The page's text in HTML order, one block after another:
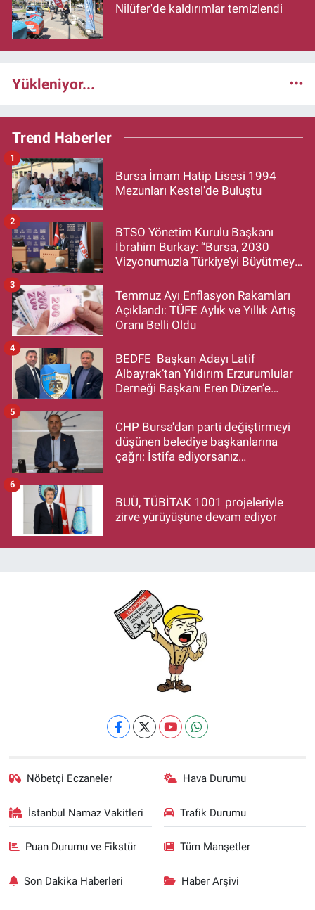
Nilüfer'de kaldırımlar temizlendi
Yükleniyor...
Trend Haberler
Bursa İmam Hatip Lisesi 1994
Mezunları Kestel'de Buluştu
1
BTSO Yönetim Kurulu Başkanı
İbrahim Burkay: “Bursa, 2030
Vizyonumuzla Türkiye’yi Büyütmeye
2
Temmuz Ayı Enflasyon Rakamları
Açıklandı: TÜFE Aylık ve Yıllık Artış
Oranı Belli Oldu
3
BEDFE Başkan Adayı Latif
Albayrak’tan Yıldırım Erzurumlular
Derneği Başkanı Eren Düzen’e
4
CHP Bursa'dan parti değiştirmeyi
düşünen belediye başkanlarına
çağrı: İstifa ediyorsanız
5
BUÜ, TÜBİTAK 1001 projeleriyle
zirve yürüyüşüne devam ediyor
6
Nöbetçi Eczaneler Hava Durumu
İstanbul Namaz Vakitleri Trafik Durumu
Puan Durumu ve Fikstür Tüm Manşetler
Son Dakika Haberleri Haber Arşivi